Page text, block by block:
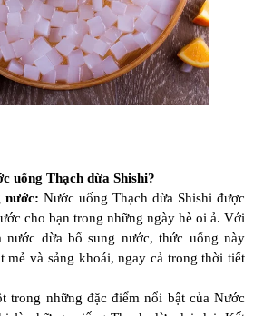
uống Thạch dừa Shishi?
nước: Nước uống Thạch dừa Shishi được
cho bạn trong những ngày hè oi ả. Với
dừa bổ sung nước, thức uống này
mẻ và sảng khoái, ngay cả trong thời tiết
trong những đặc điểm nổi bật của Nước